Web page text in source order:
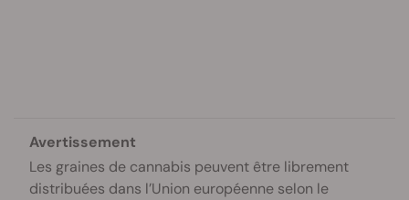
Avertissement
Les graines de cannabis peuvent être librement
distribuées dans l’Union européenne selon le